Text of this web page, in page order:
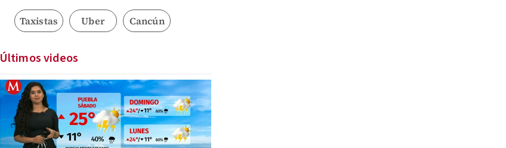
Taxistas Uber Cancún
Últimos videos